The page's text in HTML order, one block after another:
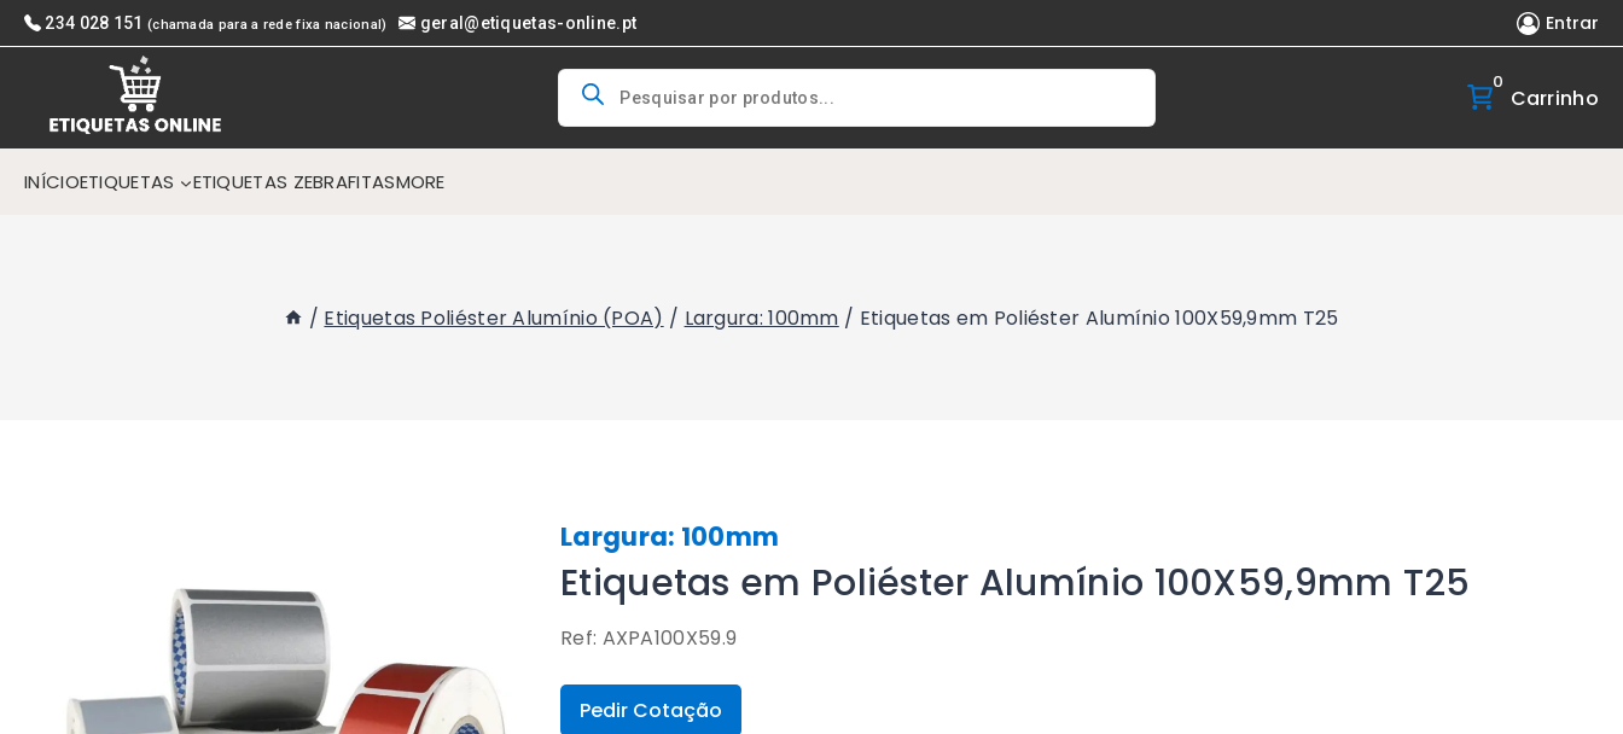
Skip
to
234 028 151 (chamada para a rede fixa nacional) geral@etiquetas-online.pt Entrar
Products
search
0
Carrinho
INÍCIOETIQUETAS ETIQUETAS ZEBRAFITASMORE
/ Etiquetas Poliéster Alumínio (POA) / Largura: 100mm / Etiquetas em Poliéster Alumínio 100X59,9mm T25
Largura: 100mm
Etiquetas em Poliéster Alumínio 100X59,9mm T25
Ref: AXPA100X59.9
Pedir Cotação